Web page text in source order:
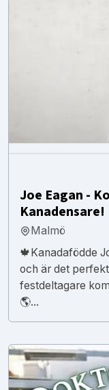
Joe Eagan -
Kanadensare!
Malmö
🍁Kanadafödde
och är det
festdeltagare
🌎...